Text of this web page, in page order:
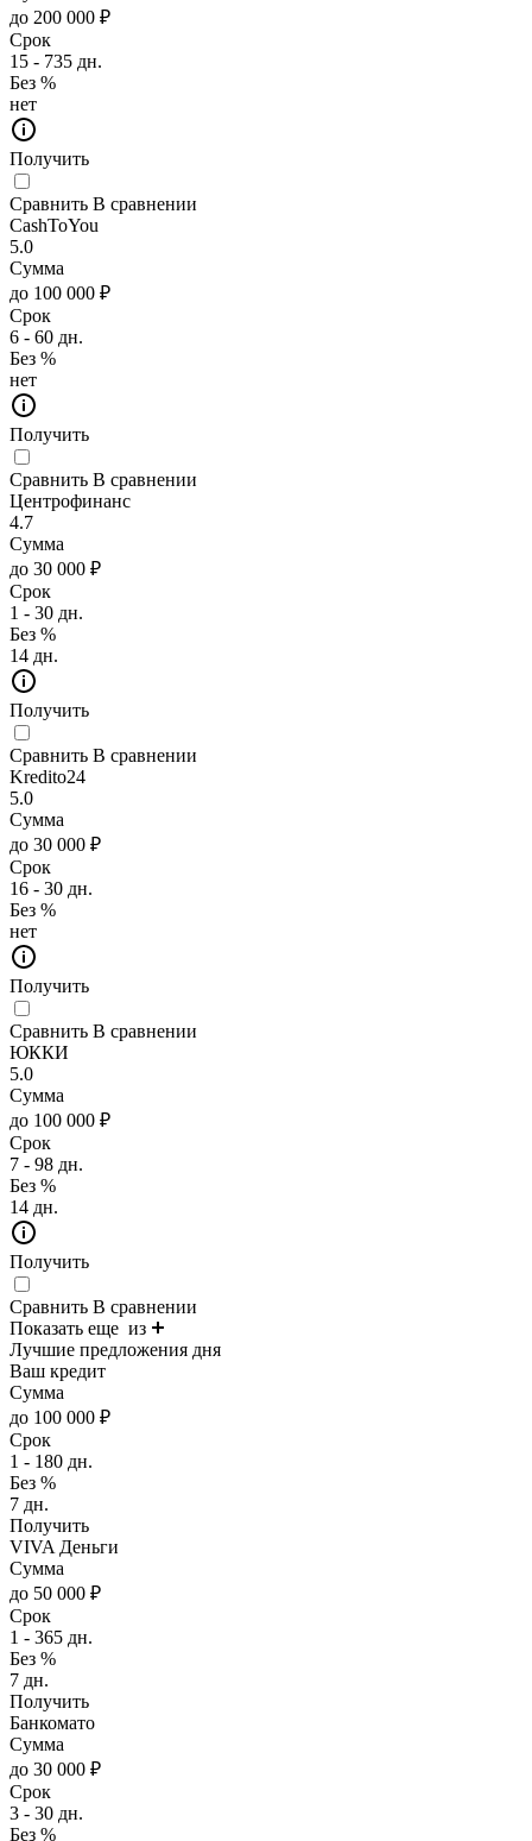
до 200 000 ₽
Срок
15 - 735 дн.
Без %
нет
Получить
Сравнить В сравнении
CashToYou
5.0
Сумма
до 100 000 ₽
Срок
6 - 60 дн.
Без %
нет
Получить
Сравнить В сравнении
Центрофинанс
4.7
Сумма
до 30 000 ₽
Срок
1 - 30 дн.
Без %
14 дн.
Получить
Сравнить В сравнении
Kredito24
5.0
Сумма
до 30 000 ₽
Срок
16 - 30 дн.
Без %
нет
Получить
Сравнить В сравнении
ЮККИ
5.0
Сумма
до 100 000 ₽
Срок
7 - 98 дн.
Без %
14 дн.
Получить
Сравнить В сравнении
Показать еще из
Лучшие предложения дня
Ваш кредит
Сумма
до 100 000 ₽
Срок
1 - 180 дн.
Без %
7 дн.
Получить
VIVA Деньги
Сумма
до 50 000 ₽
Срок
1 - 365 дн.
Без %
7 дн.
Получить
Банкомато
Сумма
до 30 000 ₽
Срок
3 - 30 дн.
Без %